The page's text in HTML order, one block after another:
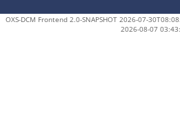
OXS-DCM Frontend 2.0-SNAPSHOT 2026-07-
2026-08-07